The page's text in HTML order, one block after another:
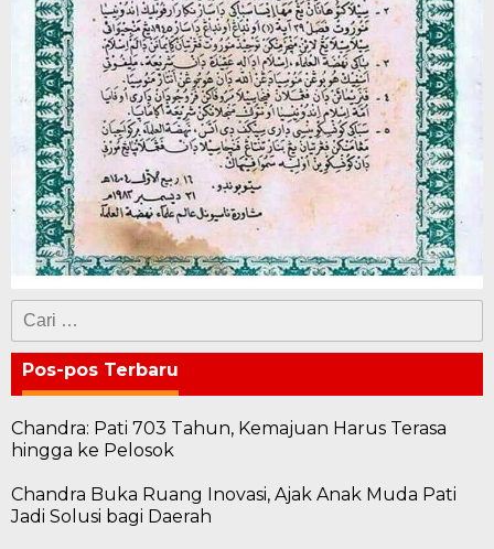
Cari
untuk:
Pos-pos Terbaru
Chandra: Pati 703 Tahun, Kemajuan Harus Terasa
hingga ke Pelosok
Chandra Buka Ruang Inovasi, Ajak Anak Muda Pati
Jadi Solusi bagi Daerah